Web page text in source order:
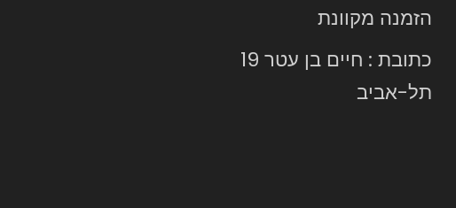
הזמנה מקוונת
כתובת : חיים בן עטר 19
תל-אביב